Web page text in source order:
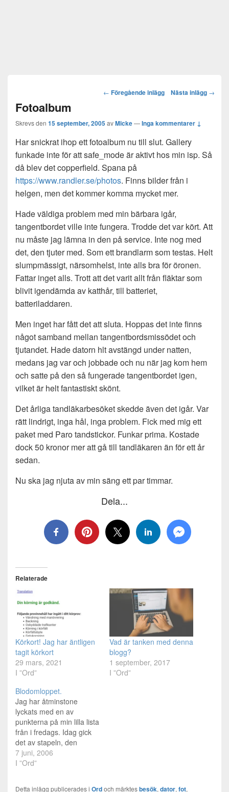
Post
← Föregående inlägg Nästa inlägg →
Fotoalbum
Skrevs den 15 september, 2005avMicke—Inga kommentarer ↓
Har snickrat ihop ett fotoalbum nu till slut. Gallery
funkade inte för att safe_mode är aktivt hos min isp. Så
då blev det copperfield. Spana på
https://www.randler.se/photos. Finns bilder från i
helgen, men det kommer komma mycket mer.
Hade väldiga problem med min bärbara igår,
tangentbordet ville inte fungera. Trodde det var kört. Att
nu måste jag lämna in den på service. Inte nog med
det, den tjuter med. Som ett brandlarm som testas. Helt
slumpmässigt, närsomhelst, inte alls bra för öronen.
Fattar inget alls. Trott att det varit allt från fläktar som
blivit igendämda av katthår, till batteriet,
batteriladdaren.
Men inget har fått det att sluta. Hoppas det inte finns
något samband mellan tangentbordsmissödet och
tjutandet. Hade datorn hlt avstängd under natten,
medans jag var och jobbade och nu när jag kom hem
och satte på den så fungerade tangentbordet igen,
vilket är helt fantastiskt skönt.
Det årliga tandläkarbesöket skedde även det igår. Var
rätt lindrigt, inga hål, inga problem. Fick med mig ett
paket med Paro tandstickor. Funkar prima. Kostade
dock 50 kronor mer att gå till tandläkaren än för ett år
sedan.
Nu ska jag njuta av min säng ett par timmar.
Dela...
Relaterade
Körkort! Jag har äntligen
tagit körkort
29 mars, 2021
I ”Ord”
Vad är tanken med denna
blogg?
1 september, 2017
I ”Ord”
Blodomloppet.
Jag har åtminstone
lyckats med en av
punkterna på min lilla lista
från i fredags. Idag gick
det av stapeln, den
fjortonde upplagan av
Blodomloppet. Vi tyckte vi
7 juni, 2006
I ”Ord”
Detta inlägg publicerades i Ordoch märktesbesök, dator, fot,